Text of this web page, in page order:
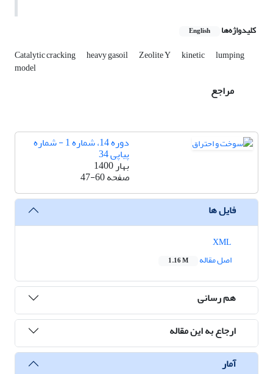
کلیدواژه‌ها English
Catalytic cracking heavy gasoil Zeolite Y kinetic lumping
model
مراجع
دوره 14، شماره 1 - شماره
پیاپی 34
بهار 1400
صفحه47-60
فایل ها
اصل مقاله
1.16 M
هم رسانی
ارجاع به این مقاله
آمار